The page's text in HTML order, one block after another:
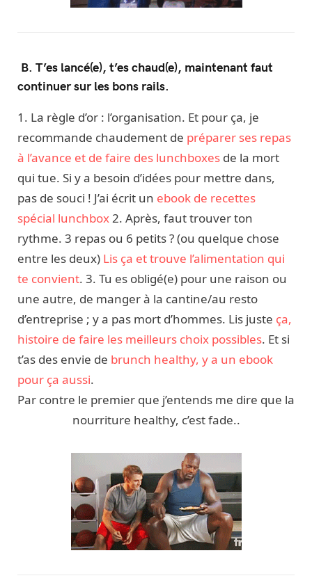
B. T’es lancé(e), t’es chaud(e), maintenant faut
continuer sur les bons rails.
1. La règle d’or : l’organisation. Et pour ça, je
recommande chaudement de préparer ses repas
à l’avance et de faire des lunchboxes de la mort
qui tue. Si y a besoin d’idées pour mettre dans,
pas de souci ! J’ai écrit un ebook de recettes
spécial lunchbox 2. Après, faut trouver ton
rythme. 3 repas ou 6 petits ? (ou quelque chose
entre les deux) Lis ça et trouve l’alimentation qui
te convient. 3. Tu es obligé(e) pour une raison ou
une autre, de manger à la cantine/au resto
d’entreprise ; y a pas mort d’hommes. Lis juste ça,
histoire de faire les meilleurs choix possibles. Et si
t’as des envie de brunch healthy, y a un ebook
pour ça aussi.
Par contre le premier que j’entends me dire que la
nourriture healthy, c’est fade..